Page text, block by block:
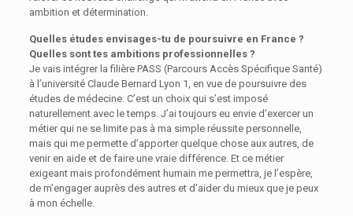
ambition et détermination.
Quelles études envisages-tu de poursuivre en France ?
Quelles sont tes ambitions professionnelles ?
Je vais intégrer la filière PASS (Parcours Accès Spécifique Santé)
à l’université Claude Bernard Lyon 1, en vue de poursuivre des
études de médecine. C’est un choix qui s’est imposé
naturellement avec le temps. J’ai toujours eu envie d’exercer un
métier qui ne se limite pas à ma simple réussite personnelle,
mais qui me permette d’apporter quelque chose aux autres, de
venir en aide et de faire une vraie différence. Et ce métier
exigeant mais profondément humain me permettra, je l’espère,
de m’engager auprès des autres et d’aider du mieux que je peux
à mon échelle.